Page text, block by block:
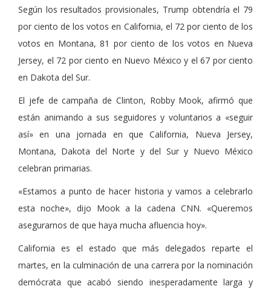
Según los resultados provisionales, Trump obtendría el 79
por ciento de los votos en California, el 72 por ciento de los
votos en Montana, 81 por ciento de los votos en Nueva
Jersey, el 72 por ciento en Nuevo México y el 67 por ciento
en Dakota del Sur.
El jefe de campaña de Clinton, Robby Mook, afirmó que
están animando a sus seguidores y voluntarios a «seguir
así» en una jornada en que California, Nueva Jersey,
Montana, Dakota del Norte y del Sur y Nuevo México
celebran primarias.
«Estamos a punto de hacer historia y vamos a celebrarlo
esta noche», dijo Mook a la cadena CNN. «Queremos
asegurarnos de que haya mucha afluencia hoy».
California es el estado que más delegados reparte el
martes, en la culminación de una carrera por la nominación
demócrata que acabó siendo inesperadamente larga y